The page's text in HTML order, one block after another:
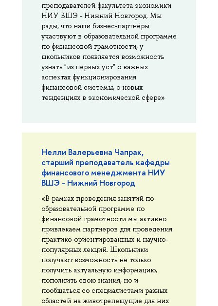
преподавателей факультета экономики
НИУ ВШЭ - Нижний Новгород. Мы
рады, что наши бизнес-партнёры
участвуют в образовательной программе
по финансовой грамотности, у
школьников появляется возможность
узнать "из первых уст" о важных
аспектах функционирования
финансовой системы, о новых
тенденциях в экономической сфере»
Нелли Валерьевна Чапрак,
старший преподаватель кафедры
финансового менеджмента НИУ
ВШЭ - Нижний Новгород
«В рамках проведения занятий по
образовательной программе по
финансовой грамотности мы активно
привлекаем партнеров для проведения
практико-ориентированных и научно-
популярных лекций. Школьники
получают возможность не только
получить актуальную информацию,
пополнить свою знания, но и
пообщаться со специалистами разных
областей на животрепещущие для них